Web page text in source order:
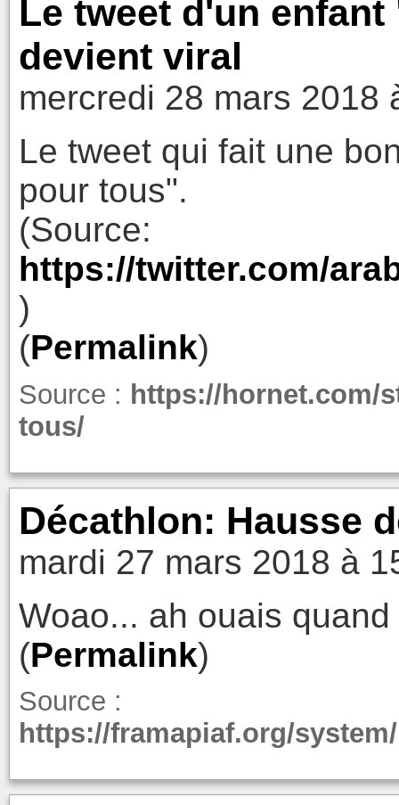
Le tweet d'un
devient viral
mercredi 28 mars 2018
Le tweet qui fait une
pour tous".
(Source:
https://twitter.com/
)
(Permalink)
Source : https://hornet.com/
tous/
Décathlon: Hausse
mardi 27 mars 2018 à
Woao... ah ouais quand
(Permalink)
Source :
https://framapiaf.org/